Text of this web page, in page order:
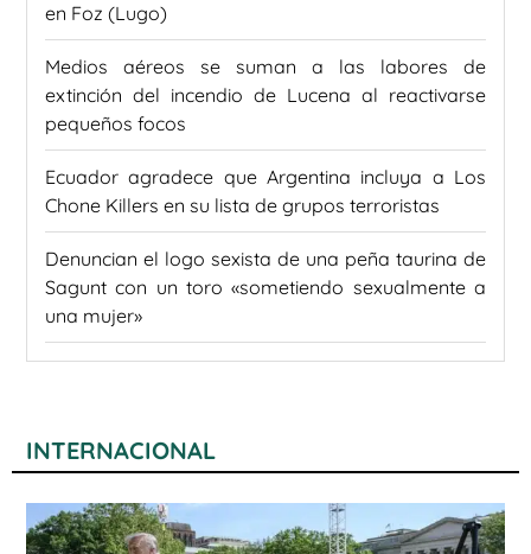
en Foz (Lugo)
Medios aéreos se suman a las labores de
extinción del incendio de Lucena al reactivarse
pequeños focos
Ecuador agradece que Argentina incluya a Los
Chone Killers en su lista de grupos terroristas
Denuncian el logo sexista de una peña taurina de
Sagunt con un toro «sometiendo sexualmente a
una mujer»
INTERNACIONAL